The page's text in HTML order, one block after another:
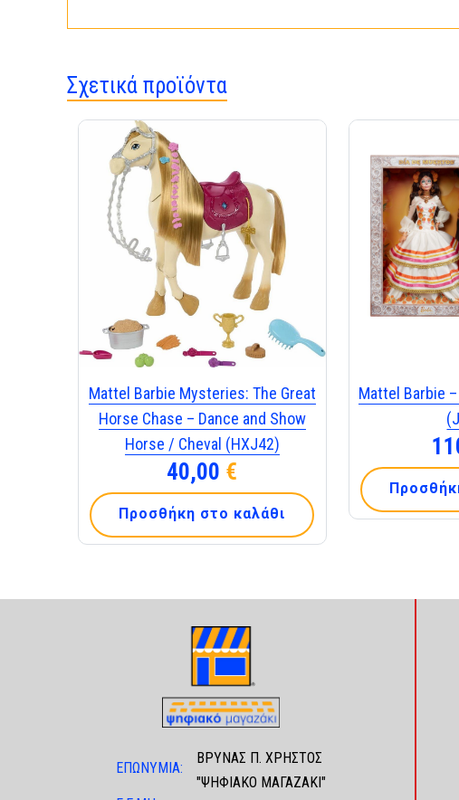
Σχετικά προϊόντα
Mattel Barbie Mysteries: The Great
Horse Chase – Dance and Show
Horse / Cheval (HXJ42)
40,00 €
Προσθήκη στο καλάθι
Mattel Barbie
ΕΠΩΝΥΜΙΑ:
ΒΡΥΝΑΣ Π. ΧΡΗΣΤΟΣ
"ΨΗΦΙΑΚΟ ΜΑΓΑΖΑΚΙ"